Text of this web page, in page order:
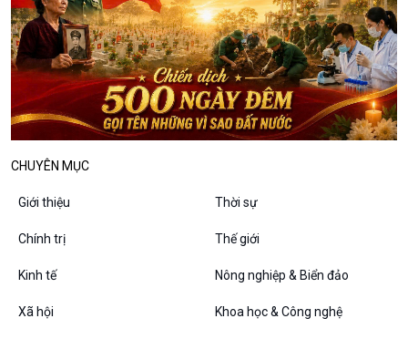
VOV1 đặc biệt
CHUYÊN MỤC
Giới thiệu Thời sự
Chính trị Thế giới
Kinh tế Nông nghiệp & Biển đảo
Xã hội Khoa học & Công nghệ